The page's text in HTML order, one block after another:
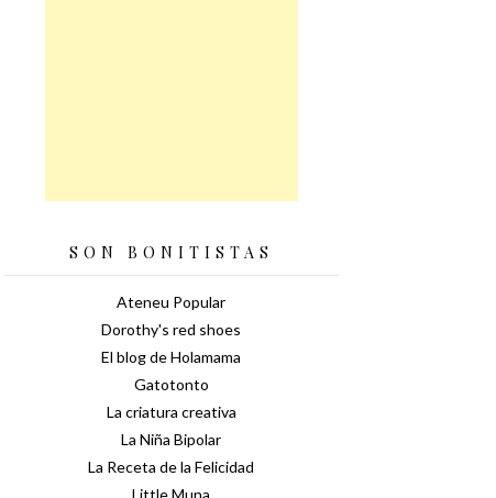
SON BONITISTAS
Ateneu Popular
Dorothy's red shoes
El blog de Holamama
Gatotonto
La criatura creativa
La Niña Bipolar
La Receta de la Felicidad